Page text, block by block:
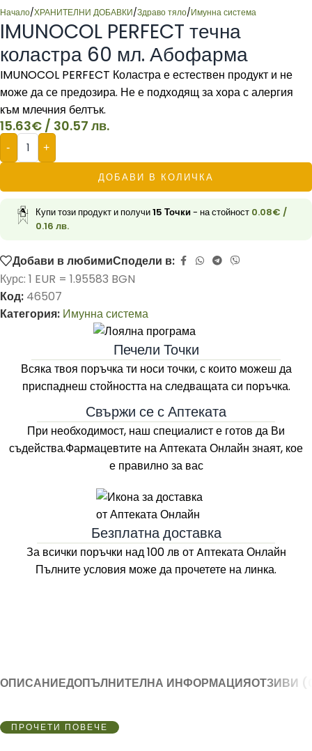
Начало/ХРАНИТЕЛНИ ДОБАВКИ/Здраво тяло/Имунна система
IMUNOCOL PERFECT течна
коластра 60 мл. Абофарма
IMUNOCOL PERFECT Коластра е естествен продукт и не
може да се предозира. Не е подходящ за хора с алергия
към млечния белтък.
15.63€ / 30.57 лв.
- +
ДОБАВИ В КОЛИЧКА
Купи този продукт и получи15 Точки- на стойност 0.08€ /
0.16 лв.
Добави в любимиСподели в:
Курс: 1 EUR = 1.95583 BGN
Код: 46507
Категория: Имунна система
Печели Точки
Всяка твоя поръчка ти носи точки, с които можеш да
приспаднеш стойността на следващата си поръчка.
Свържи се с Аптеката
При необходимост, наш специалист е готов да Ви
съдейства.Фармацевтите наАптеката Онлайн знаят, кое
е правилно за вас
Безплатна доставка
За всички поръчки над 100 лв от Aптеката Онлайн
Пълните условия може да прочетете на линка.
ОПИСАНИЕДОПЪЛНИТЕЛНА ИНФОРМАЦИЯОТЗИВИ
ПРОЧЕТИ ПОВЕЧЕ